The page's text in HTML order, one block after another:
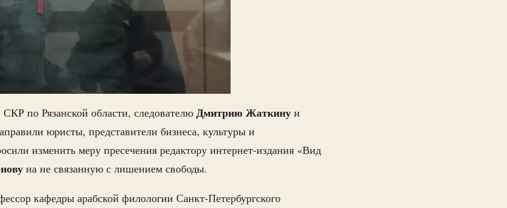
по Рязанской области, следователю Дмитрию Жаткину и
юристы, представители бизнеса, культуры и
изменить меру пресечения редактору интернет-издания «Вид
на не связанную с лишением свободы.
кафедры арабской филологии Санкт-Петербургского